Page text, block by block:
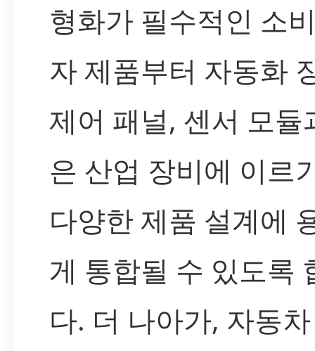
형화가 필수적인 소
자 제품부터 자동화
제어 패널, 센서 모듈
은 산업 장비에 이르
다양한 제품 설계에
게 통합될 수 있도록
다. 더 나아가, 자동